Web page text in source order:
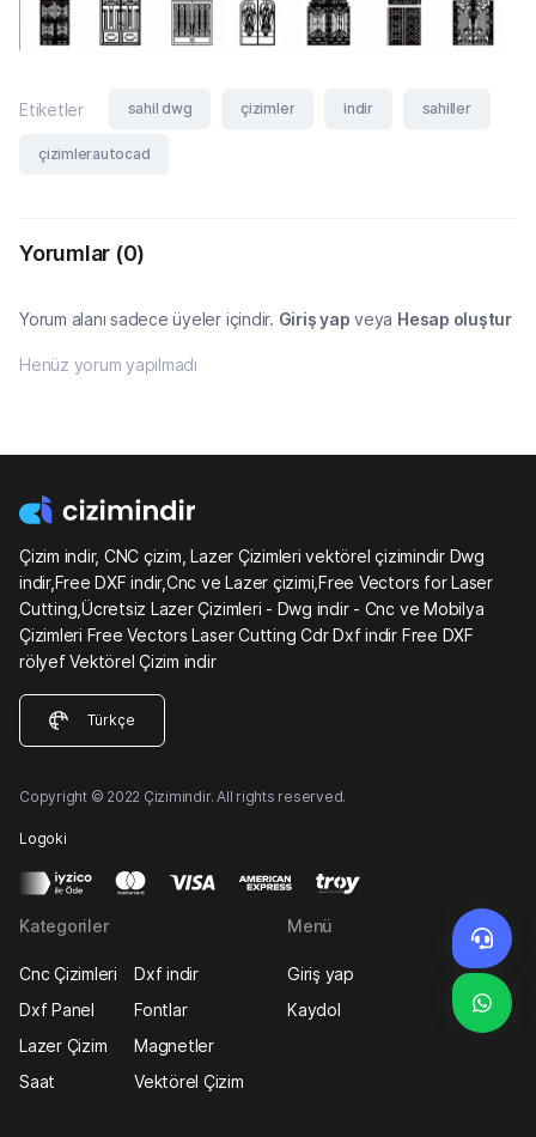
Etiketler sahil dwg çizimler indir sahiller
çizimlerautocad
Yorumlar (0)
Yorum alanı sadece üyeler içindir. Giriş yap veya Hesap oluştur
Henüz yorum yapılmadı
Çizim indir, CNC çizim, Lazer Çizimleri vektörel çizimindir Dwg
indir,Free DXF indir,Cnc ve Lazer çizimi,Free Vectors for Laser
Cutting,Ücretsiz Lazer Çizimleri - Dwg indir - Cnc ve Mobilya
Çizimleri Free Vectors Laser Cutting Cdr Dxf indir Free DXF
rölyef Vektörel Çizim indir
Türkçe
Copyright © 2022 Çizimindir. All rights reserved.
Logoki
Kategoriler
Cnc Çizimleri
Dxf indir
Dxf Panel
Fontlar
Lazer Çizim
Magnetler
Saat
Vektörel Çizim
Menü
Giriş yap
Kaydol